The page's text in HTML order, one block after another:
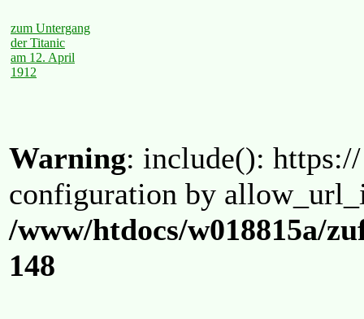
zum Untergang
der Titanic
am 12. April
1912
Warning: include():
configuration by
/www/htdocs/w018815a/
148